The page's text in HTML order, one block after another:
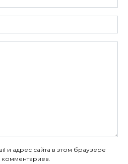
и адрес сайта в этом браузере